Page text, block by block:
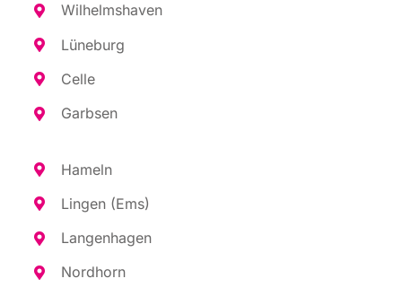
Wil­helms­ha­ven
Lüne­burg
Cel­le
Garb­sen
Hameln
Lin­gen (Ems)
Lan­gen­ha­gen
Nord­horn